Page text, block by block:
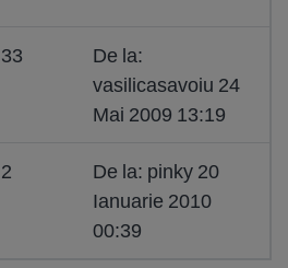
33
De la:
vasilicasavoiu 24
Mai 2009 13:19
2
De la: pinky 20
Ianuarie 2010
00:39